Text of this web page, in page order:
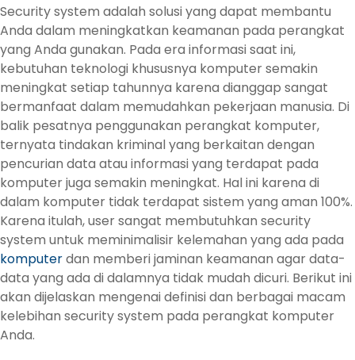
Security system adalah solusi yang dapat membantu
Anda dalam meningkatkan keamanan pada perangkat
yang Anda gunakan. Pada era informasi saat ini,
kebutuhan teknologi khususnya komputer semakin
meningkat setiap tahunnya karena dianggap sangat
bermanfaat dalam memudahkan pekerjaan manusia. Di
balik pesatnya penggunakan perangkat komputer,
ternyata tindakan kriminal yang berkaitan dengan
pencurian data atau informasi yang terdapat pada
komputer juga semakin meningkat. Hal ini karena di
dalam komputer tidak terdapat sistem yang aman 100%.
Karena itulah, user sangat membutuhkan security
system untuk meminimalisir kelemahan yang ada pada
komputerdan memberi jaminan keamanan agar data-
data yang ada di dalamnya tidak mudah dicuri. Berikut ini
akan dijelaskan mengenai definisi dan berbagai macam
kelebihan security system pada perangkat komputer
Anda.